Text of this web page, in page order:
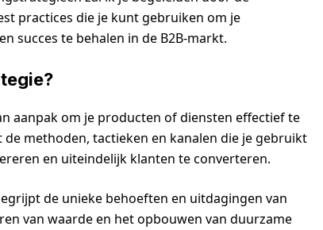
practices die je kunt gebruiken om je
succes te behalen in de B2B-markt.
aanpak om je producten of diensten effectief te
methoden, tactieken en kanalen die je gebruikt
en uiteindelijk klanten te converteren.
de unieke behoeften en uitdagingen van
van waarde en het opbouwen van duurzame